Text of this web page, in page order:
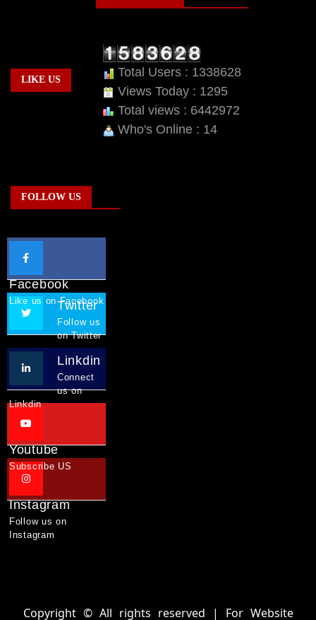
LIKE US
Total Users : 1338628
Views Today : 1295
Total views : 6442972
Who's Online : 14
FOLLOW US
Facebook
Like us on Facebook
Twitter
Follow us
on Twitter
Linkdin
Connect
us on
Linkdin
Youtube
Subscribe US
Instagram
Follow us on
Instagram
Copyright © All rights reserved | For Website